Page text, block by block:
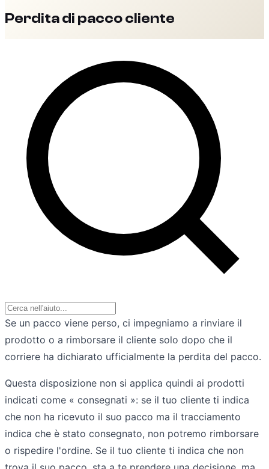
Perdita di pacco cliente
Se un pacco viene perso, ci impegniamo a rinviare il
prodotto o a rimborsare il cliente solo dopo che il
corriere ha dichiarato ufficialmente la perdita del pacco.
Questa disposizione non si applica quindi ai prodotti
indicati come « consegnati »: se il tuo cliente ti indica
che non ha ricevuto il suo pacco ma il tracciamento
indica che è stato consegnato, non potremo rimborsare
o rispedire l'ordine. Se il tuo cliente ti indica che non